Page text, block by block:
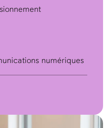
numériques